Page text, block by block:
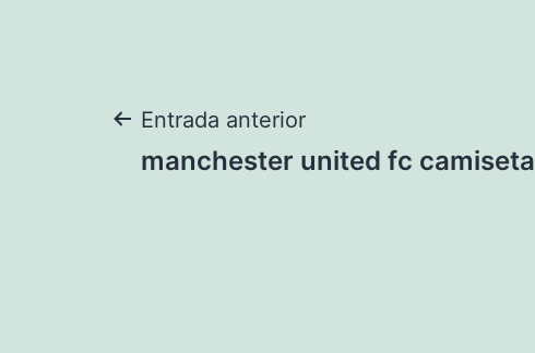
Navegación
Entrada anterior
manchester united fc camiseta